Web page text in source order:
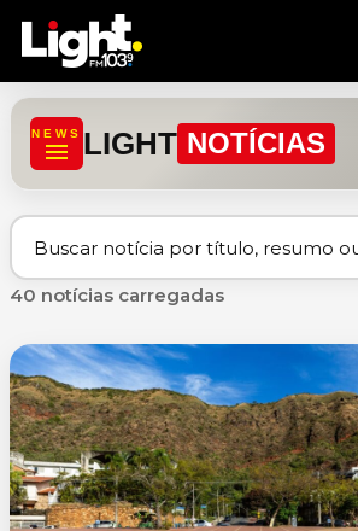
content
NEWS LIGHT NOTÍCIAS
40 notícias carregadas